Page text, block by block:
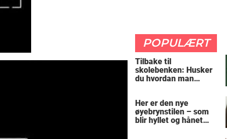
POPULÆRT
Tilbake til
skolebenken: Husker
du hvordan man
Her er den nye
øyebrynstilen – som
blir hyllet og hånet